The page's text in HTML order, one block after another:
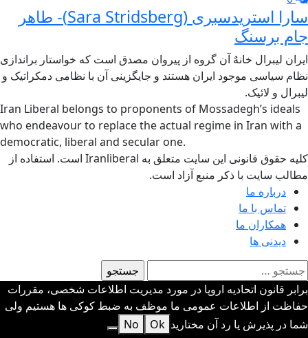
سارا استریدسبری (Sara Stridsberg)- طاهر
جام برسنگ
ایران لیبرال خانهٌ آن گروه از پیروان مصدق است که خواستار براندازی
نظام سیاسی موجود ایران هستند و جایگزینی آن با نظامی دمکراتیک و
لیبرال و لائیک.
Iran Liberal belongs to proponents of Mossadegh’s ideals
who endeavour to replace the actual regime in Iran with a
democratic, liberal and secular one.
کلیه حقوق قانونی این سایت متعلق به Iranliberal است. استفاده از
مطالب سایت با ذکر منبع آزاد است.
درباره ما
تماس با ما
همکاران ما
دیدنی ها
جستجو
برای:
برابر قانون اتحادیه اروپا در مورد مدیریت اطلاعات شخصی، مقررات
حفاظت از اطلاعات عمومی ما موظف به ضبط کوکی ها هستیم ولی
شما در پذیرش یا رد آن مختارید Ok
No